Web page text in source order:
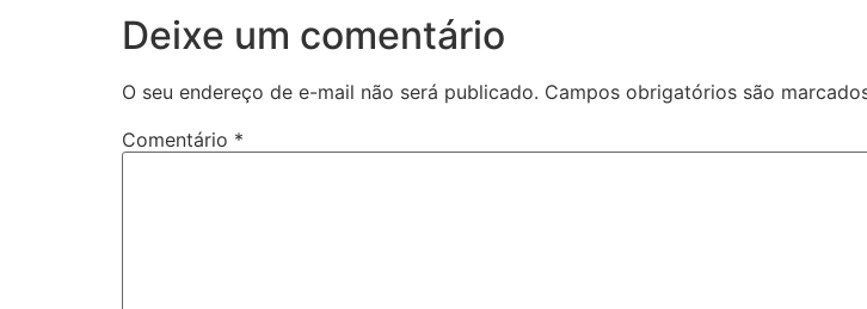
Deixe um comentário
O seu endereço de e-mail não será publicado. Campos obrigatórios são
Comentário *